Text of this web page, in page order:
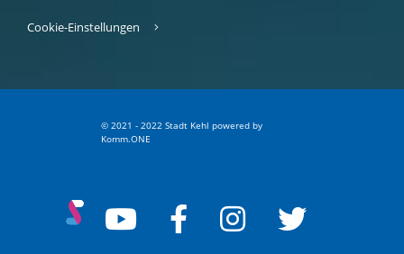
Cookie-Einstellungen
© 2021 - 2022 Stadt Kehl powered by
Komm.ONE